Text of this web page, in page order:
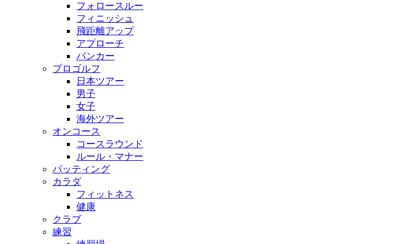
フォロースルー
フィニッシュ
飛距離アップ
アプローチ
バンカー
プロゴルフ
日本ツアー
男子
女子
海外ツアー
オンコース
コースラウンド
ルール・マナー
パッティング
カラダ
フィットネス
健康
クラブ
練習